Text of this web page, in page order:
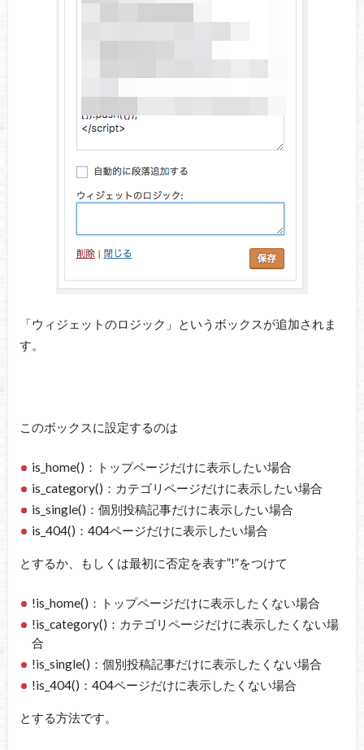
「ウィジェットのロジック」というボックスが追加されま
す。
このボックスに設定するのは
is_home()：トップページだけに表示したい場合
is_category()：カテゴリページだけに表示したい場合
is_single()：個別投稿記事だけに表示したい場合
is_404()：404ページだけに表示したい場合
とするか、もしくは最初に否定を表す”!”をつけて
!is_home()：トップページだけに表示したくない場合
!is_category()：カテゴリページだけに表示したくない場
合
!is_single()：個別投稿記事だけに表示したくない場合
!is_404()：404ページだけに表示したくない場合
とする方法です。